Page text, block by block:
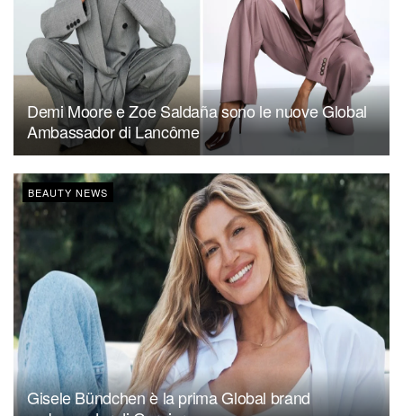
Demi Moore e Zoe Saldaña sono le nuove Global
Ambassador di Lancôme
BEAUTY NEWS
Gisele Bündchen è la prima Global brand